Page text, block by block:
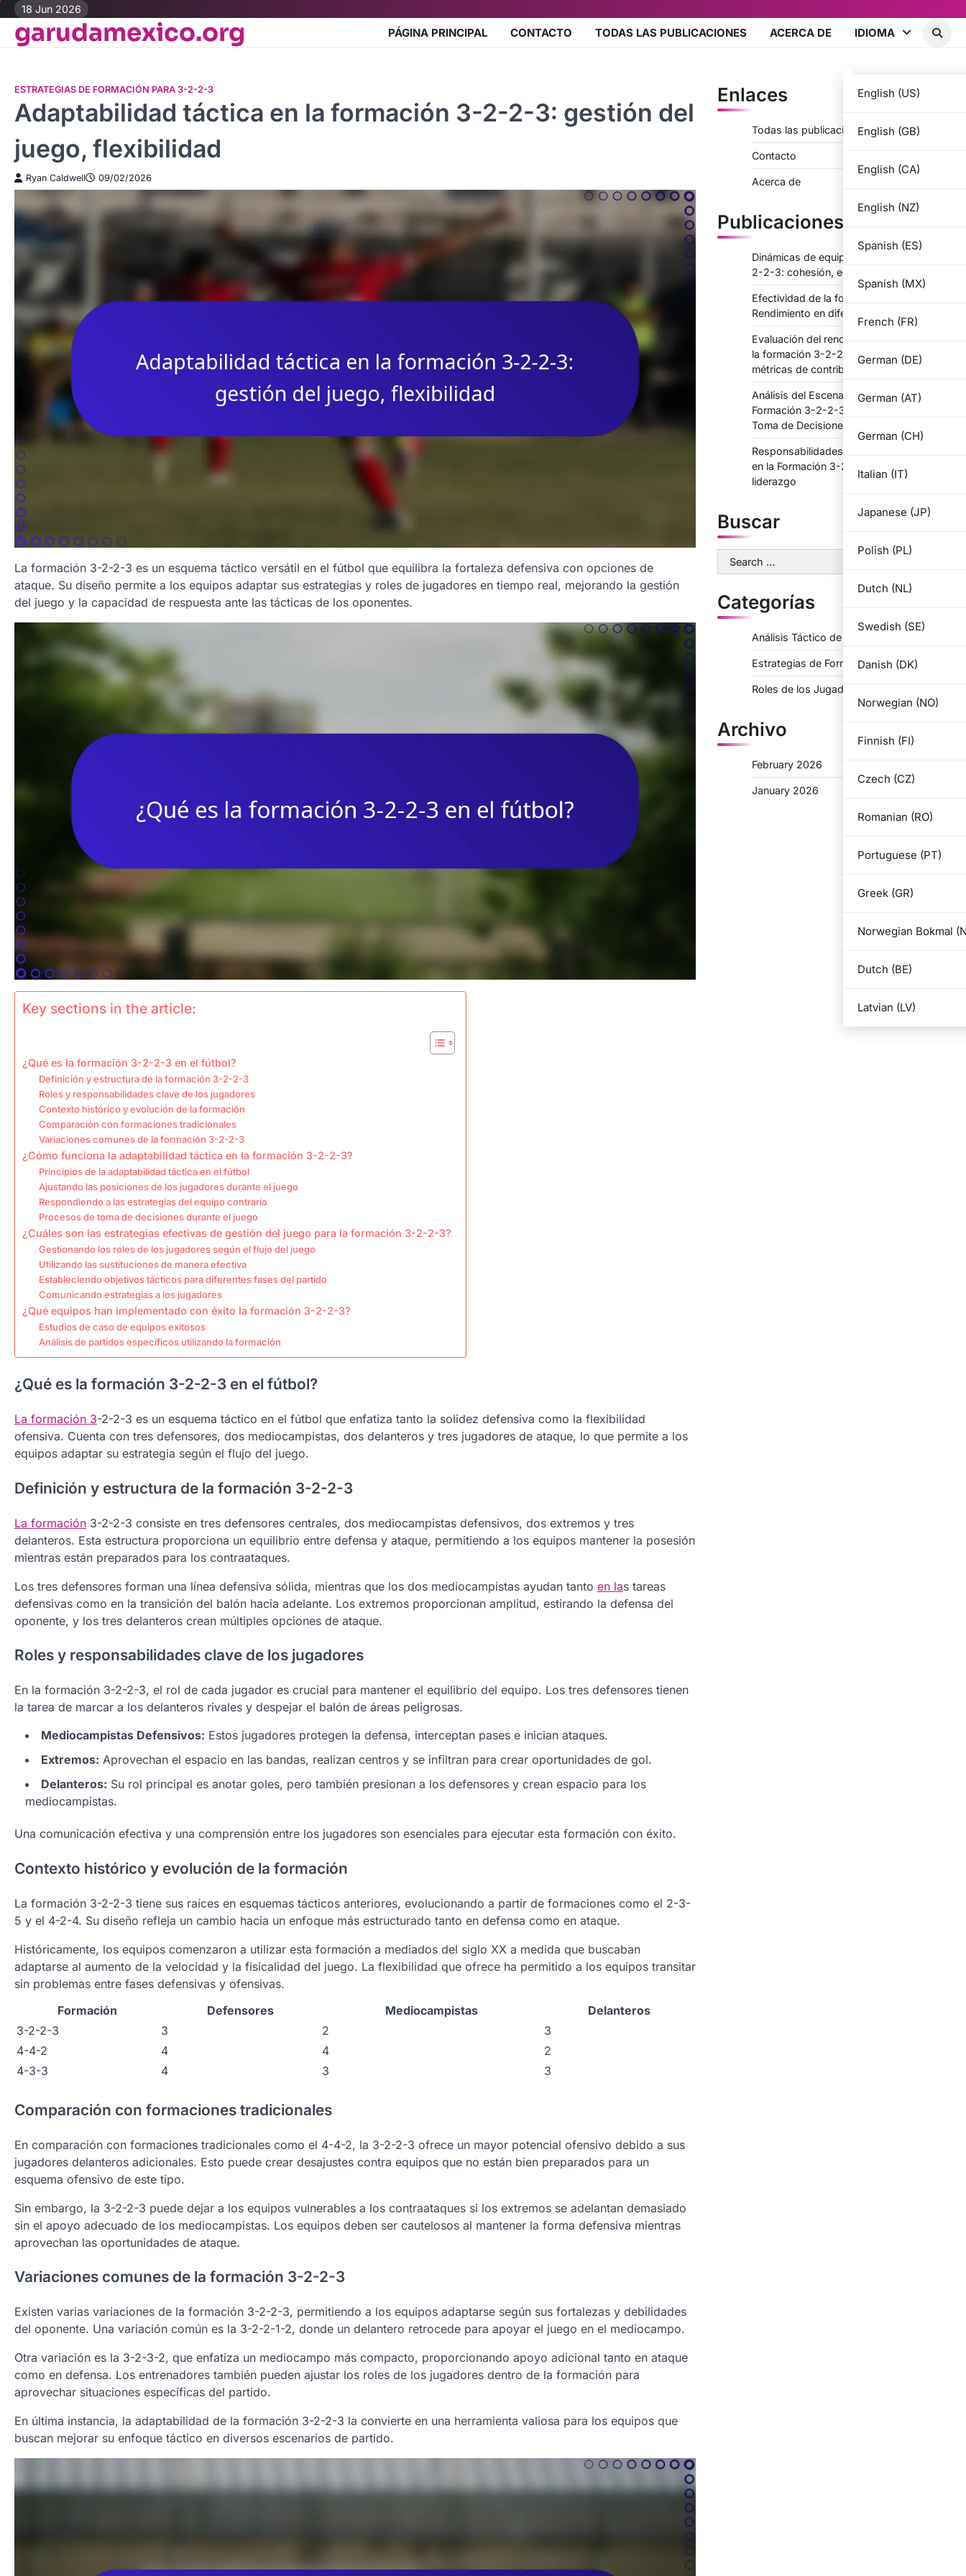
Skip
content
18 Jun 2026
garudamexico.org PÁGINA PRINCIPAL CONTACTO TODAS LAS PUBLICACIONES ACERCA DE IDIOMA
English (US)
English (GB)
English (CA)
English (NZ)
Spanish (ES)
Spanish (MX)
French (FR)
German (DE)
German (AT)
German (CH)
Italian (IT)
Japanese (JP)
Polish (PL)
Dutch (NL)
Swedish (SE)
Danish (DK)
Norwegian (NO)
Finnish (FI)
Czech (CZ)
Romanian (RO)
Portuguese (PT)
Greek (GR)
Norwegian Bokmal
Dutch (BE)
Latvian (LV)
ESTRATEGIAS DE FORMACIÓN PARA 3-2-2-3
Adaptabilidad táctica en la formación 3-2-2-3: gestión del
juego, flexibilidad
Ryan Caldwell 09/02/2026
La formación 3-2-2-3 es un esquema táctico versátil en el fútbol que equilibra la fortaleza defensiva con opciones de
ataque. Su diseño permite a los equipos adaptar sus estrategias y roles de jugadores en tiempo real, mejorando la gestión
del juego y la capacidad de respuesta ante las tácticas de los oponentes.
Key sections in the article:
¿Qué es la formación 3-2-2-3 en el fútbol?
Definición y estructura de la formación 3-2-2-3
Roles y responsabilidades clave de los jugadores
Contexto histórico y evolución de la formación
Comparación con formaciones tradicionales
Variaciones comunes de la formación 3-2-2-3
¿Cómo funciona la adaptabilidad táctica en la formación 3-2-2-3?
Principios de la adaptabilidad táctica en el fútbol
Ajustando las posiciones de los jugadores durante el juego
Respondiendo a las estrategias del equipo contrario
Procesos de toma de decisiones durante el juego
¿Cuáles son las estrategias efectivas de gestión del juego para la formación 3-2-2-3?
Gestionando los roles de los jugadores según el flujo del juego
Utilizando las sustituciones de manera efectiva
Estableciendo objetivos tácticos para diferentes fases del partido
Comunicando estrategias a los jugadores
¿Qué equipos han implementado con éxito la formación 3-2-2-3?
Estudios de caso de equipos exitosos
Análisis de partidos específicos utilizando la formación
¿Qué es la formación 3-2-2-3 en el fútbol?
La formación 3-2-2-3 es un esquema táctico en el fútbol que enfatiza tanto la solidez defensiva como la flexibilidad
ofensiva. Cuenta con tres defensores, dos mediocampistas, dos delanteros y tres jugadores de ataque, lo que permite a los
equipos adaptar su estrategia según el flujo del juego.
Definición y estructura de la formación 3-2-2-3
La formación 3-2-2-3 consiste en tres defensores centrales, dos mediocampistas defensivos, dos extremos y tres
delanteros. Esta estructura proporciona un equilibrio entre defensa y ataque, permitiendo a los equipos mantener la posesión
mientras están preparados para los contraataques.
Los tres defensores forman una línea defensiva sólida, mientras que los dos mediocampistas ayudan tanto en las tareas
defensivas como en la transición del balón hacia adelante. Los extremos proporcionan amplitud, estirando la defensa del
oponente, y los tres delanteros crean múltiples opciones de ataque.
Roles y responsabilidades clave de los jugadores
En la formación 3-2-2-3, el rol de cada jugador es crucial para mantener el equilibrio del equipo. Los tres defensores tienen
la tarea de marcar a los delanteros rivales y despejar el balón de áreas peligrosas.
Mediocampistas Defensivos: Estos jugadores protegen la defensa, interceptan pases e inician ataques.
Extremos: Aprovechan el espacio en las bandas, realizan centros y se infiltran para crear oportunidades de gol.
Delanteros: Su rol principal es anotar goles, pero también presionan a los defensores y crean espacio para los
mediocampistas.
Una comunicación efectiva y una comprensión entre los jugadores son esenciales para ejecutar esta formación con éxito.
Contexto histórico y evolución de la formación
La formación 3-2-2-3 tiene sus raíces en esquemas tácticos anteriores, evolucionando a partir de formaciones como el 2-3-
5 y el 4-2-4. Su diseño refleja un cambio hacia un enfoque más estructurado tanto en defensa como en ataque.
Históricamente, los equipos comenzaron a utilizar esta formación a mediados del siglo XX a medida que buscaban
adaptarse al aumento de la velocidad y la fisicalidad del juego. La flexibilidad que ofrece ha permitido a los equipos transitar
sin problemas entre fases defensivas y ofensivas.
Formación
Defensores Mediocampistas
Delanteros
3-2-2-3
3 2
3
4-4-2
4 4
2
4-3-3
4 3 3
Comparación con formaciones tradicionales
En comparación con formaciones tradicionales como el 4-4-2, la 3-2-2-3 ofrece un mayor potencial ofensivo debido a sus
jugadores delanteros adicionales. Esto puede crear desajustes contra equipos que no están bien preparados para un
esquema ofensivo de este tipo.
Sin embargo, la 3-2-2-3 puede dejar a los equipos vulnerables a los contraataques si los extremos se adelantan demasiado
sin el apoyo adecuado de los mediocampistas. Los equipos deben ser cautelosos al mantener la forma defensiva mientras
aprovechan las oportunidades de ataque.
Variaciones comunes de la formación 3-2-2-3
Existen varias variaciones de la formación 3-2-2-3, permitiendo a los equipos adaptarse según sus fortalezas y debilidades
del oponente. Una variación común es la 3-2-2-1-2, donde un delantero retrocede para apoyar el juego en el mediocampo.
Otra variación es la 3-2-3-2, que enfatiza un mediocampo más compacto, proporcionando apoyo adicional tanto en ataque
como en defensa. Los entrenadores también pueden ajustar los roles de los jugadores dentro de la formación para
aprovechar situaciones específicas del partido.
En última instancia, la adaptabilidad de la formación 3-2-2-3 la convierte en una herramienta valiosa para los equipos que
buscan mejorar su enfoque táctico en diversos escenarios de partido.
Enlaces
Todas las publicaciones
Contacto
Acerca de
Publicaciones recientes
Dinámicas de equipo en la formación 3-
2-2-3: cohesión, equilibrio interpersonal
Efectividad de la formación 3-2-2-3:
Rendimiento en diferentes sistemas
Evaluación del rendimiento del jugador en
la formación 3-2-2-3: efectividad del rol,
métricas de contribución
Análisis del Escenario del Juego en la
Formación 3-2-2-3: Momentos Críticos,
Toma de Decisiones
Responsabilidades del Defensa Central
en la Formación 3-2-2-3: Organización,
liderazgo
Buscar
Search
for:
Categorías
Análisis Táctico de 3-2-2-3
Estrategias de Formación para 3-2-2-3
Roles de los Jugadores en 3-2-2-3
Archivo
February 2026
January 2026